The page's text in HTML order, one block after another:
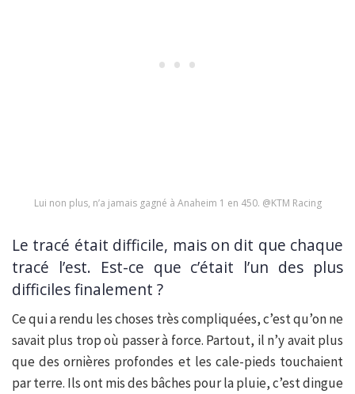
Lui non plus, n’a jamais gagné à Anaheim 1 en 450. @KTM Racing
Le tracé était difficile, mais on dit que chaque
tracé l’est. Est-ce que c’était l’un des plus
difficiles finalement ?
Ce qui a rendu les choses très compliquées, c’est qu’on ne
savait plus trop où passer à force. Partout, il n’y avait plus
que des ornières profondes et les cale-pieds touchaient
par terre. Ils ont mis des bâches pour la pluie, c’est dingue